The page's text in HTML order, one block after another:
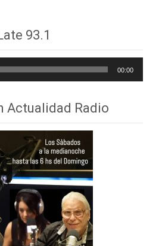
93.1
00:00
Actualidad Radio